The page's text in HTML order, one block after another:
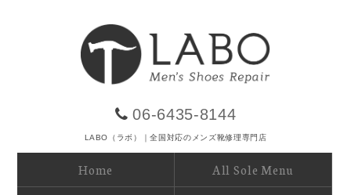
06-6435-8144
LABO（ラボ）｜全国対応のメンズ靴修理専門店
Home All Sole Menu